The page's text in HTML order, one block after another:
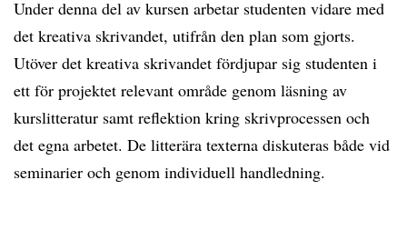
Under denna del av kursen arbetar studenten vidare med
det kreativa skrivandet, utifrån den plan som gjorts.
Utöver det kreativa skrivandet fördjupar sig studenten i
ett för projektet relevant område genom läsning av
kurslitteratur samt reflektion kring skrivprocessen och
det egna arbetet. De litterära texterna diskuteras både vid
seminarier och genom individuell handledning.